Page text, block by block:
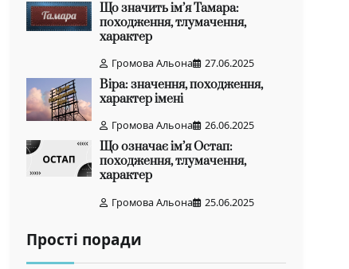
Що значить ім’я Тамара:
походження, тлумачення,
характер
Громова Альона 27.06.2025
Віра: значення, походження,
характер імені
Громова Альона 26.06.2025
Що означає ім’я Остап:
походження, тлумачення,
характер
Громова Альона 25.06.2025
Прості поради